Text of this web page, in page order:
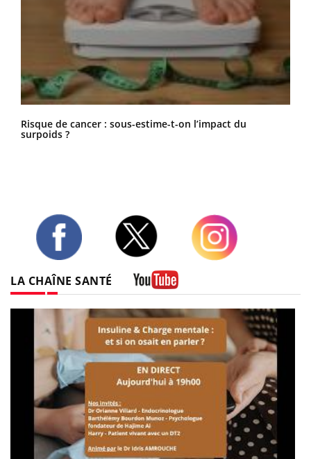
Risque de cancer : sous-estime-t-on l’impact du
surpoids ?
LA CHAÎNE SANTÉ